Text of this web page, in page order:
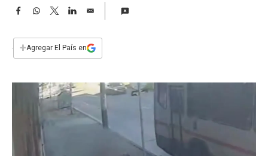
F
e
b
W
s
p
T
w
t
L
n
E
i
l
+Agregar El País en